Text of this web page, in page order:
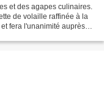
et des agapes culinaires.
de volaille raffinée à la
fera l'unanimité auprès